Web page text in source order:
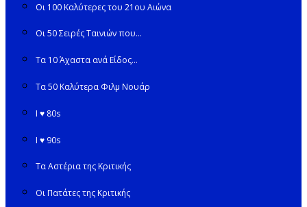
Οι 100 Καλύτερες του 21ου Αιώνα
Οι 50 Σειρές Ταινιών που…
Τα 10 Άχαστα ανά Είδος…
Τα 50 Καλύτερα Φιλμ Νουάρ
I ♥ 80s
I ♥ 90s
Τα Αστέρια της Κριτικής
Οι Πατάτες της Κριτικής